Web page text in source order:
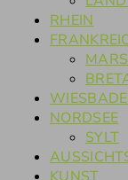
RHEIN
NORDSEE
SYLT